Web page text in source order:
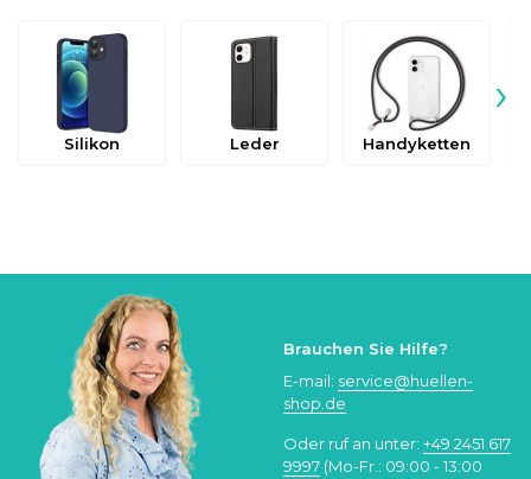
Silikon Leder Handyketten
›
Brauchen Sie Hilfe?
E-mail: service@huellen-
shop.de
Oder ruf an unter: +49 2451 617
9997 (Mo-Fr.: 09:00 - 13:00